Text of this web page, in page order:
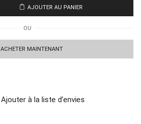
AJOUTER AU PANIER
OU
ACHETER MAINTENANT
Ajouter à la liste d’envies